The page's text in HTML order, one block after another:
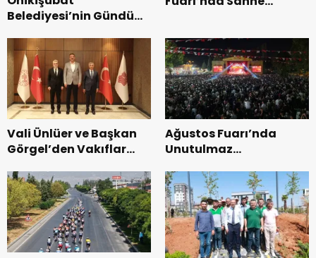
Belediyesi’nin Gündüz
dönemin ön kayıtları
başladı.
Vali Ünlüer ve Başkan
Görgel’den Vakıflar
ziyaret.
Ağustos Fuarı’nda
Unutulmaz